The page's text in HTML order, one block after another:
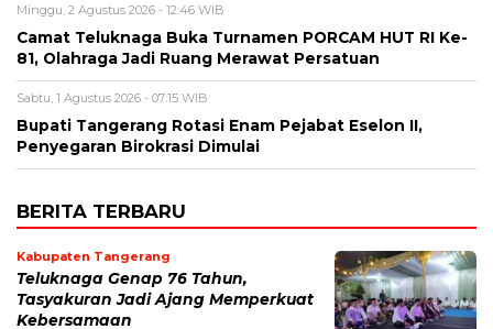
Minggu, 2 Agustus 2026 - 12:46 WIB
Camat Teluknaga Buka Turnamen PORCAM HUT RI Ke-
81, Olahraga Jadi Ruang Merawat Persatuan
Sabtu, 1 Agustus 2026 - 07:15 WIB
Bupati Tangerang Rotasi Enam Pejabat Eselon II,
Penyegaran Birokrasi Dimulai
BERITA TERBARU
Kabupaten Tangerang
Teluknaga Genap 76 Tahun,
Tasyakuran Jadi Ajang Memperkuat
Kebersamaan